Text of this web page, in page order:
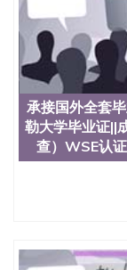
承接国外全套
勒大学毕业证||
查）WSE认